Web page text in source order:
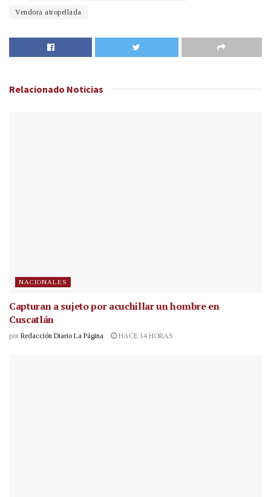
Vendora atropellada
Relacionado Noticias
NACIONALES
Capturan a sujeto por acuchillar un hombre en
Cuscatlán
por Redacción Diario La Página HACE 14 HORAS